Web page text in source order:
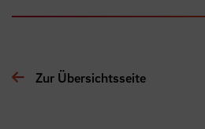
Zur Übersichtsseite